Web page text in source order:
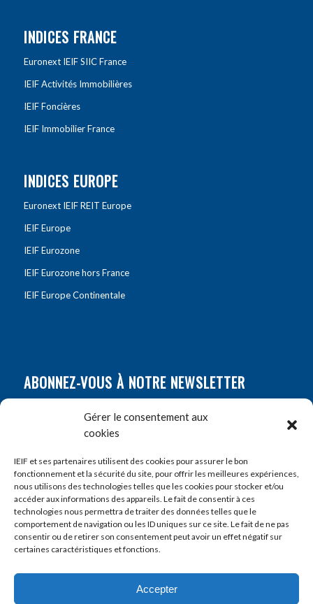
Gérer le consentement aux
cookies
IEIF et ses partenaires utilisent des cookies pour assurer le bon
fonctionnement et la sécurité du site, pour offrir les meilleures expériences,
nous utilisons des technologies telles que les cookies pour stocker et/ou
accéder aux informations des appareils. Le fait de consentir à ces
technologies nous permettra de traiter des données telles que le
comportement de navigation ou les ID uniques sur ce site. Le fait de ne pas
consentir ou de retirer son consentement peut avoir un effet négatif sur
certaines caractéristiques et fonctions.
Accepter
INDICES FRANCE
Euronext IEIF SIIC France
IEIF Activités Immobilières
IEIF Foncières
IEIF Immobilier France
INDICES EUROPE
Euronext IEIF REIT Europe
IEIF Europe
IEIF Eurozone
IEIF Eurozone hors France
IEIF Europe Continentale
ABONNEZ-VOUS À NOTRE NEWSLETTER
Prénom*
E-mail*